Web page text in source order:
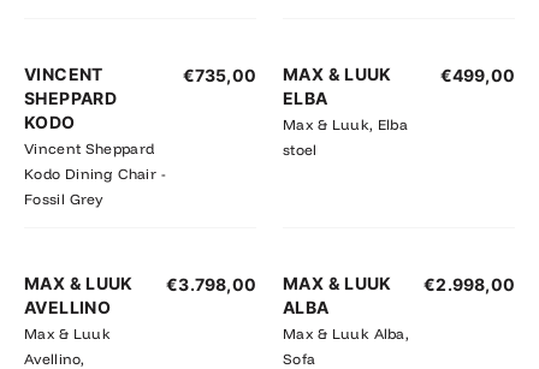
VINCENT
SHEPPARD
KODO
Vincent Sheppard
Kodo Dining Chair -
Fossil Grey
€735,00
MAX & LUUK
ELBA
Max & Luuk, Elba
stoel
€499,00
MAX & LUUK
AVELLINO
Max & Luuk
Avellino,
€3.798,00
MAX & LUUK
ALBA
Max & Luuk Alba,
Sofa
€2.998,00